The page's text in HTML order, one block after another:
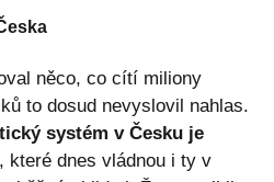
něco, co cítí miliony
to dosud nevyslovil nahlas.
systém v Česku je
dnes vládnou i ty v